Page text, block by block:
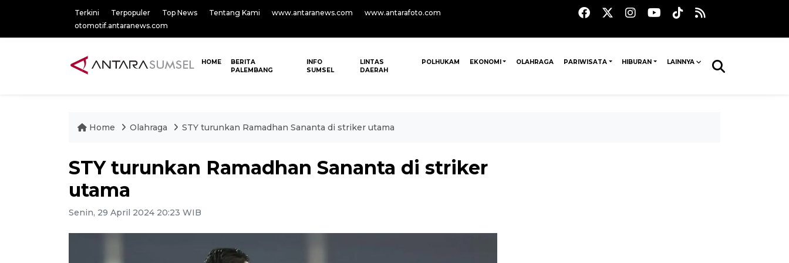
Terkini Terpopuler Top News Tentang Kami www.antaranews.com
www.antarafoto.com
otomotif.antaranews.com
HOME
BERITA
PALEMBANG
INFO
SUMSEL
LINTAS
DAERAH
POLHUKAM EKONOMI OLAHRAGA PARIWISATA HIBURAN LAINNYA
Home Olahraga STY turunkan Ramadhan Sananta di striker utama
STY turunkan Ramadhan Sananta di striker
utama
Senin, 29 April 2024 20:23 WIB